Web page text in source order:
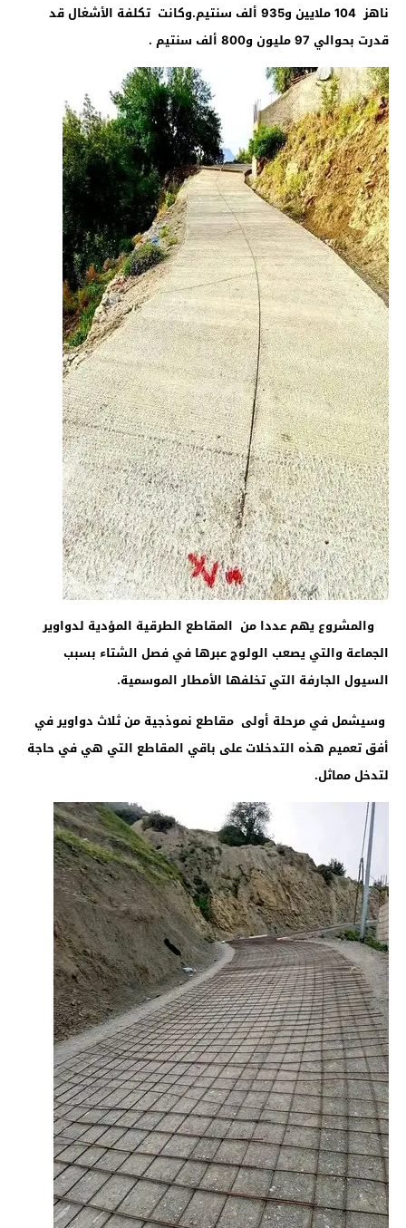
ناهز 104 ملايين و935 ألف سنتيم.وكانت تكلفة الأشغال قد
قدرت بحوالي 97 مليون و800 ألف سنتيم
.
والمشروع يهم عددا من المقاطع الطرقية المؤدية لدواوير
الجماعة والتي يصعب الولوج عبرها في فصل الشتاء بسبب
السيول الجارفة التي تخلفها الأمطار الموسمية.
وسيشمل في مرحلة أولى مقاطع نموذجية من ثلاث دواوير في
أفق تعميم هذه التدخلات على باقي المقاطع التي هي في حاجة
لتدخل مماثل.